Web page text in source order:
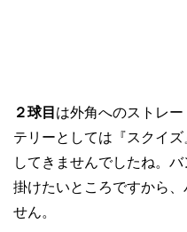
２球目 は外角へのストレ
テリーとしては『スクイ
してきませんでしたね。
掛けたいところですから
せん。